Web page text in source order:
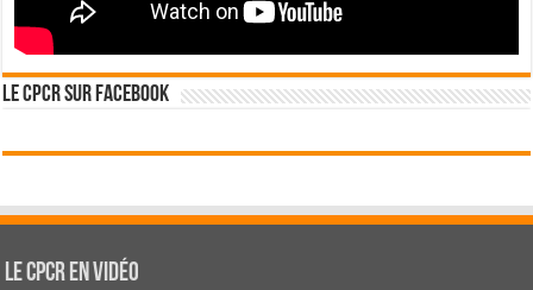
Le CPCR sur Facebook
Le CPCR en vidéo